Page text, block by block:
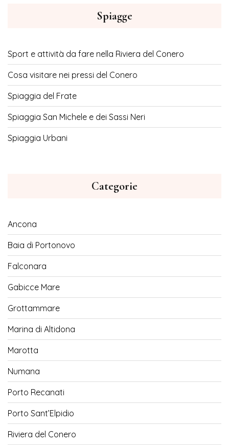
Spiagge
Sport e attività da fare nella Riviera del Conero
Cosa visitare nei pressi del Conero
Spiaggia del Frate
Spiaggia San Michele e dei Sassi Neri
Spiaggia Urbani
Categorie
Ancona
Baia di Portonovo
Falconara
Gabicce Mare
Grottammare
Marina di Altidona
Marotta
Numana
Porto Recanati
Porto Sant’Elpidio
Riviera del Conero